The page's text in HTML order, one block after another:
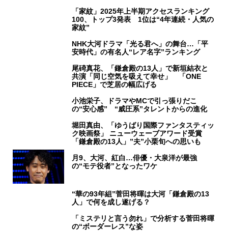
「家紋」2025年上半期アクセスランキング
100、トップ3発表 1位は“4年連続・人気の
家紋”
NHK大河ドラマ「光る君へ」の舞台…「平
安時代」の有名人“レア名字”ランキング
尾碕真花、「鎌倉殿の13人」で新垣結衣と
共演「同じ空気を吸えて幸せ」 「ONE
PIECE」で芝居の幅広げる
小池栄子、ドラマやMCで引っ張りだこ
の“安心感” “威圧系”タレントからの進化
堀田真由、「ゆうばり国際ファンタスティッ
ク映画祭」 ニューウェーブアワード受賞
「鎌倉殿の13人」”夫”小栗旬への思いも
月9、大河、紅白…俳優・大泉洋が最強
の“モテ役者”となったワケ
“華の93年組”菅田将暉は大河「鎌倉殿の13
人」で何を成し遂げる？
「ミステリと言う勿れ」で分析する菅田将暉
の“ボーダーレス”な姿